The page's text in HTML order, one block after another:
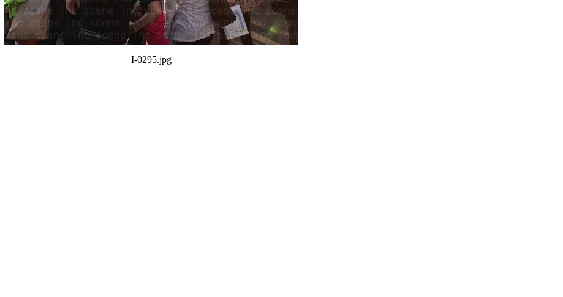
I-0295.jpg